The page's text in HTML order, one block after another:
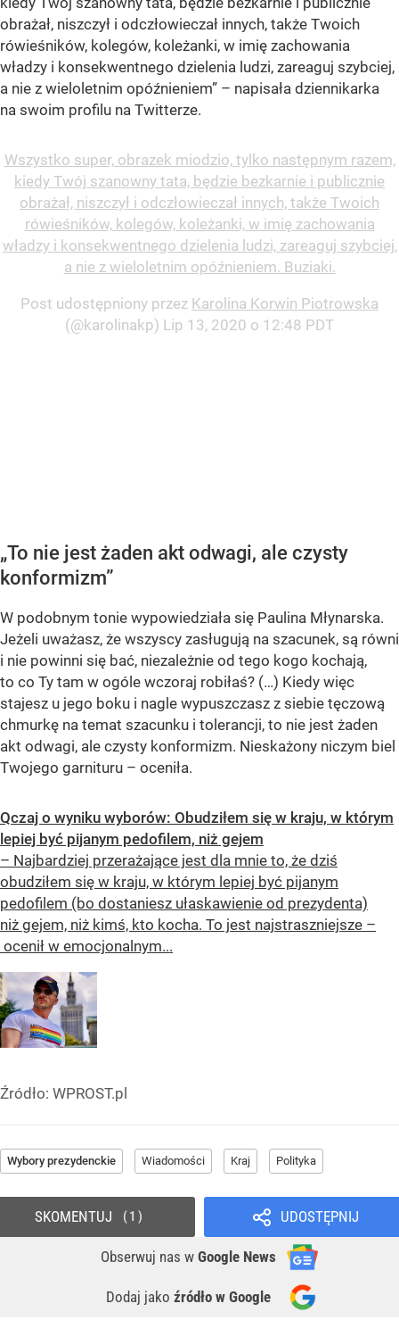
obrażał, niszczył i odczłowieczał innych, także Twoich
rówieśników, kolegów, koleżanki, w imię zachowania
władzy i konsekwentnego dzielenia ludzi, zareaguj szybciej,
a nie z wieloletnim opóźnieniem” – napisała dziennikarka
na swoim profilu na Twitterze.
Wszystko super, obrazek miodzio, tylko następnym razem,
kiedy Twój szanowny tata, będzie bezkarnie i publicznie
obrażał, niszczył i odczłowieczał innych, także Twoich
rówieśników, kolegów, koleżanki, w imię zachowania
władzy i konsekwentnego dzielenia ludzi, zareaguj szybciej,
a nie z wieloletnim opóźnieniem. Buziaki.
Post udostępniony przez Karolina Korwin Piotrowska
(@karolinakp) Lip 13, 2020 o 12:48 PDT
„To nie jest żaden akt odwagi, ale czysty
konformizm”
W podobnym tonie wypowiedziała się Paulina Młynarska.
Jeżeli uważasz, że wszyscy zasługują na szacunek, są równi
i nie powinni się bać, niezależnie od tego kogo kochają,
to co Ty tam w ogóle wczoraj robiłaś? (…) Kiedy więc
stajesz u jego boku i nagle wypuszczasz z siebie tęczową
chmurkę na temat szacunku i tolerancji, to nie jest żaden
akt odwagi, ale czysty konformizm. Nieskażony niczym biel
Twojego garnituru – oceniła.
Qczaj o wyniku wyborów: Obudziłem się w kraju, w którym
lepiej być pijanym pedofilem, niż gejem
– Najbardziej przerażające jest dla mnie to, że dziś
obudziłem się w kraju, w którym lepiej być pijanym
pedofilem (bo dostaniesz ułaskawienie od prezydenta)
niż gejem, niż kimś, kto kocha. To jest najstraszniejsze –
ocenił w emocjonalnym...
Źródło: WPROST.pl
Wybory prezydenckie Wiadomości Kraj Polityka
UDOSTĘPNIJ
Obserwuj nas w Google News
Dodaj jako źródło w Google
SKOMENTUJ 1